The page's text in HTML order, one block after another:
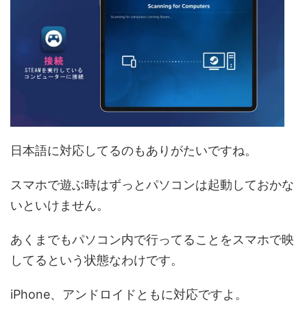
日本語に対応してるのもありがたいですね。
スマホで遊ぶ時はずっとパソコンは起動しておかな
いといけません。
あくまでもパソコン内で行ってることをスマホで映
してるという状態なわけです。
iPhone、アンドロイドともに対応ですよ。